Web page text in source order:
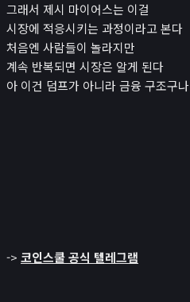
그래서 제시 마이어스는 이걸
시장에 적응시키는 과정이라고 본다
처음엔 사람들이 놀라지만
계속 반복되면 시장은 알게 된다
아 이건 덤프가 아니라 금융 구조구나
-> 코인스쿨 공식 텔레그램